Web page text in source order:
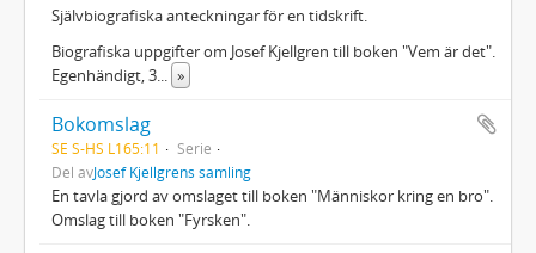
Självbiografiska anteckningar för en tidskrift.
Biografiska uppgifter om Josef Kjellgren till boken "Vem är det".
Egenhändigt, 3
»
Bokomslag
SE S-HS L165:11
Serie
Del avJosef Kjellgrens samling
En tavla gjord av omslaget till boken "Människor kring en bro".
Omslag till boken "Fyrsken".